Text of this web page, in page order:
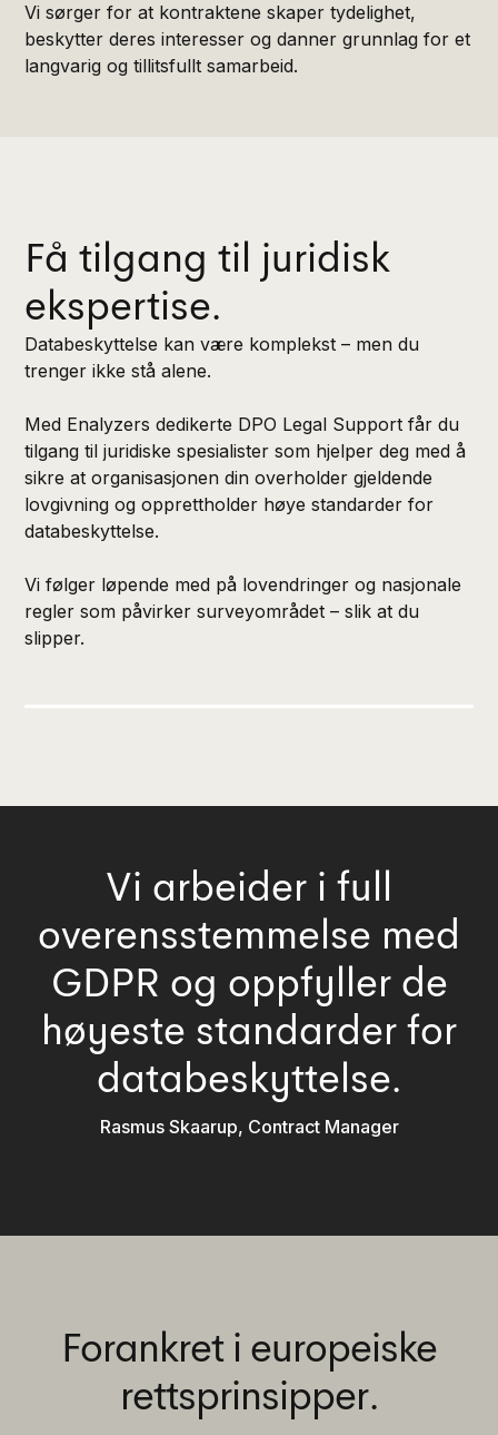
Vi sørger for at kontraktene skaper tydelighet,
beskytter deres interesser og danner grunnlag for et
langvarig og tillitsfullt samarbeid.
Få tilgang til juridisk
ekspertise.
Databeskyttelse kan være komplekst – men du
trenger ikke stå alene.
Med Enalyzers dedikerte DPO Legal Support får du
tilgang til juridiske spesialister som hjelper deg med å
sikre at organisasjonen din overholder gjeldende
lovgivning og opprettholder høye standarder for
databeskyttelse.
Vi følger løpende med på lovendringer og nasjonale
regler som påvirker surveyområdet – slik at du
slipper.
Vi arbeider i full
overensstemmelse med
GDPR og oppfyller de
høyeste standarder for
databeskyttelse.
Rasmus Skaarup, Contract Manager
Forankret i europeiske
rettsprinsipper.